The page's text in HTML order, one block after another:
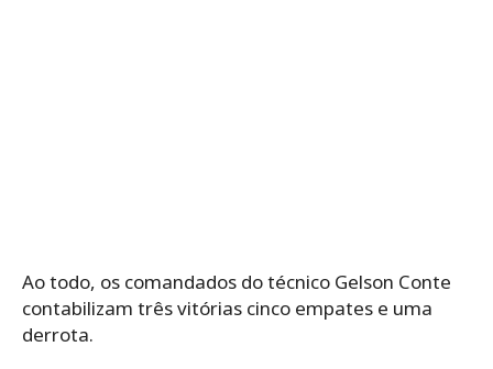
Ao todo, os comandados do técnico Gelson Conte
contabilizam três vitórias cinco empates e uma
derrota.